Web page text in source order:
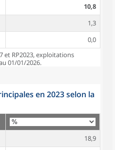
10,8
1,3
0,0
et RP2023, exploitations
01/01/2026.
en 2023 selon la
18,9